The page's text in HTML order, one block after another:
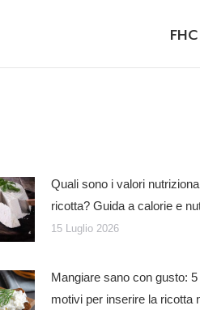
Quali sono i valori
ricotta? Guida a calorie e
15 Luglio 2026
Mangiare sano con gusto: 5
motivi per inserire la ricotta